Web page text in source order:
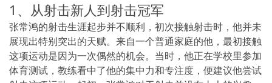
1、从射击新人到射击冠军
张常鸿的射击生涯起步并不顺利，初次接触射击时，他并未
展现出特别突出的天赋。来自一个普通家庭的他，最初接触
这项运动是因为一次偶然的机会。当时，他正在学校里参加
体育测试，教练看中了他的集中力和专注度，便建议他尝试